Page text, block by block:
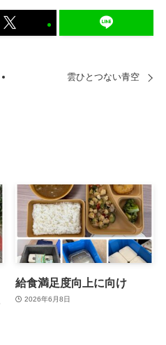
雲ひとつない青空
給食満足度向上に向け
2026年6月8日